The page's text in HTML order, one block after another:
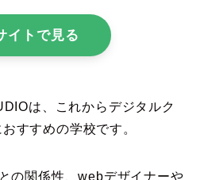
イトで見る
は、これからデジタルク
すすめの学校です。
の関係性、webデザイナーや